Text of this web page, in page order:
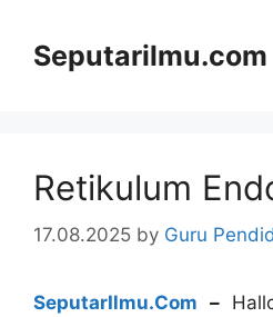
contentSeputarilmu.com
Retikulum
17.08.2025 by Guru
SeputarIlmu.Com –